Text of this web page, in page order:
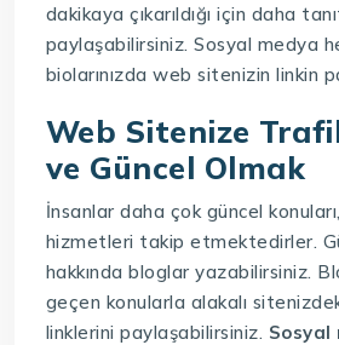
dakikaya çıkarıldığı için daha
paylaşabilirsiniz. Sosyal medya
biolarınızda web sitenizin linkin
Web Sitenize
ve Güncel Olmak
İnsanlar daha çok güncel
hizmetleri takip etmektedirler.
hakkında bloglar yazabilirsiniz.
geçen konularla alakalı
linklerini paylaşabilirsiniz. Sosyal